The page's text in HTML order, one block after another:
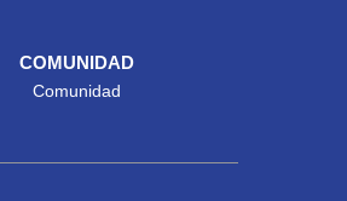
COMUNIDAD
Comunidad